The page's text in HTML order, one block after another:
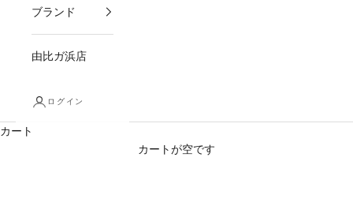
ブランド
由比ガ浜店
ログイン
カート
カートが空です